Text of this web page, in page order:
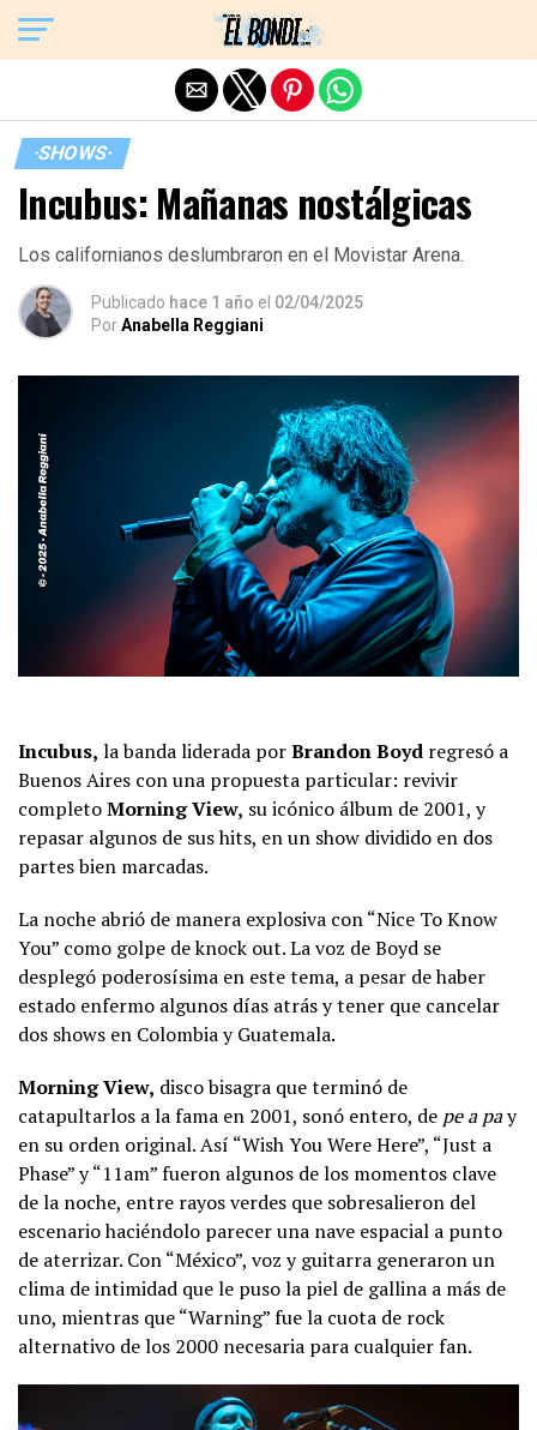
·SHOWS·
Incubus: Mañanas nostálgicas
Los californianos deslumbraron en el Movistar Arena.
Publicado hace 1 año el 02/04/2025
PorAnabella Reggiani
Incubus, la banda liderada porBrandon Boyd regresó a
Buenos Aires con una propuesta particular: revivir
completoMorning View, su icónico álbum de 2001, y
repasar algunos de sus hits, en un show dividido en dos
partes bien marcadas.
La noche abrió de manera explosiva con “Nice To Know
You” como golpe de knock out. La voz de Boyd se
desplegó poderosísima en este tema, a pesar de haber
estado enfermo algunos días atrás y tener que cancelar
dos shows en Colombia y Guatemala.
Morning View, disco bisagra que terminó de
catapultarlos a la fama en 2001, sonó entero, de pe a pay
en su orden original. Así “Wish You Were Here”, “Just a
Phase” y “11am” fueron algunos de los momentos clave
de la noche, entre rayos verdes que sobresalieron del
escenario haciéndolo parecer una nave espacial a punto
de aterrizar. Con “México”, voz y guitarra generaron un
clima de intimidad que le puso la piel de gallina a más de
uno, mientras que “Warning” fue la cuota de rock
alternativo de los 2000 necesaria para cualquier fan.
Exit mobile version